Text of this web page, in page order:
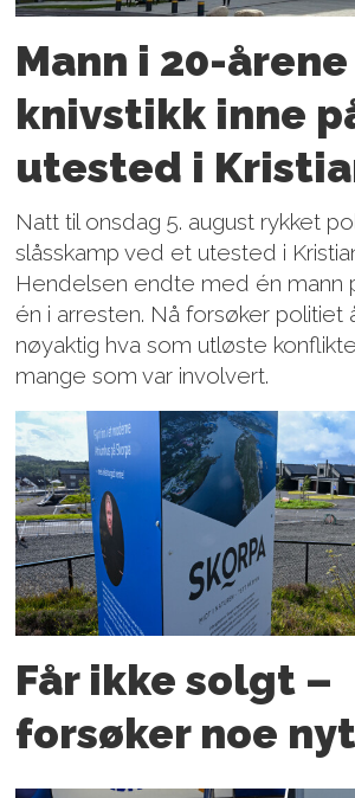
Mann i 20-
knivstikk inne
utested i
Natt til onsdag 5. august rykket
slåsskamp ved et utested i
Hendelsen endte med én mann
én i arresten. Nå forsøker politiet
nøyaktig hva som utløste
mange som var involvert.
Får ikke solgt –
forsøker noe